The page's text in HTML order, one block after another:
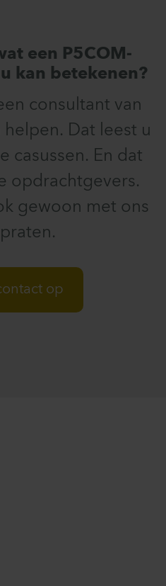
een P5COM-
kan betekenen?
consultant van
helpen. Dat leest u
casussen. En dat
opdrachtgevers.
gewoon met ons
op